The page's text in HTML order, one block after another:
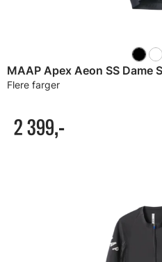
MAAP Apex Aeon SS Dame
Flere farger
2 399,-